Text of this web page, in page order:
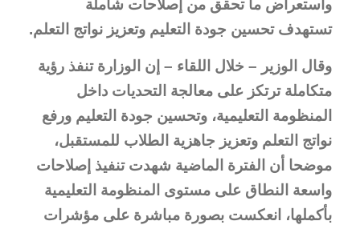
واستعراض ما تحقق من إصلاحات شاملة
تستهدف تحسين جودة التعليم وتعزيز نواتج التعلم.
وقال الوزير – خلال اللقاء – إن الوزارة تنفذ رؤية
متكاملة ترتكز على معالجة التحديات داخل
المنظومة التعليمية، وتحسين جودة التعليم ورفع
نواتج التعلم وتعزيز جاهزية الطلاب للمستقبل،
موضحا أن الفترة الماضية شهدت تنفيذ إصلاحات
واسعة النطاق على مستوى المنظومة التعليمية
بأكملها، انعكست بصورة مباشرة على مؤشرات